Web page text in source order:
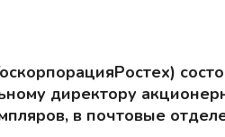
директору
в почтовые